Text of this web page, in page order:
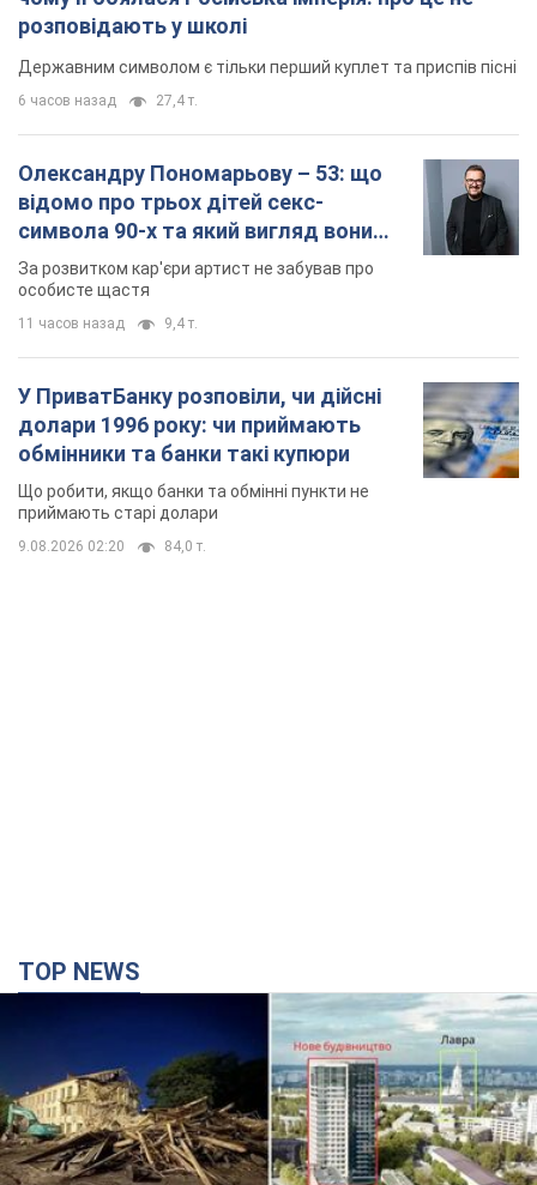
мають
За розвитком кар'єри артист не забував про
долари 1996 року: чи приймають
обмінники та банки такі купюри
приймають старі долари
Києво-Печерську лавру закриють 80-метровим
"монстром"? Чому влада Києва відмовилась
зупиняти будівництво хмарочоса
"московського вірянина"
Яка реакція Кличка на петицію щодо скасування будівництва
3 часа назад 34,0 т.